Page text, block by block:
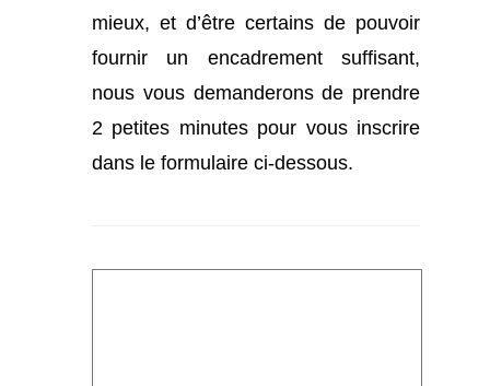
mieux, et d’être certains de pouvoir
fournir un encadrement suffisant,
nous vous demanderons de prendre
2 petites minutes pour vous inscrire
dans le formulaire ci-dessous.